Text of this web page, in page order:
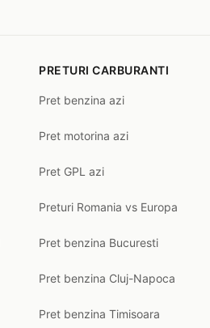
PRETURI CARBURANTI
Pret benzina azi
Pret motorina azi
Pret GPL azi
Preturi Romania vs Europa
Pret benzina Bucuresti
Pret benzina Cluj-Napoca
Pret benzina Timisoara